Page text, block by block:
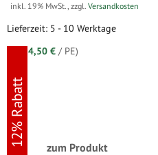
inkl. 19% MwSt.,zzgl.Versandkosten
Lieferzeit: 5 - 10 Werktage
114,50 € / PE)
zum Produkt
12% Rabatt